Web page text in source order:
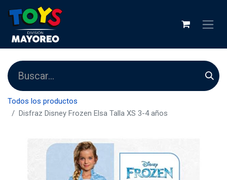
Todos los productos
Disfraz Disney Frozen Elsa Talla XS 3-4 años